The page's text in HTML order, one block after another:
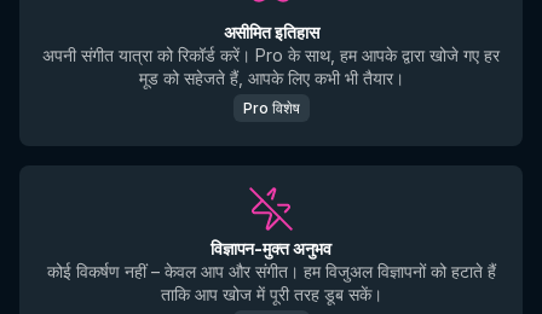
असीमित इतिहास
अपनी संगीत यात्रा को रिकॉर्ड करें। Pro के साथ, हम आपके द्वारा खोजे गए हर
मूड को सहेजते हैं, आपके लिए कभी भी तैयार।
Pro विशेष
विज्ञापन-मुक्त अनुभव
कोई विकर्षण नहीं – केवल आप और संगीत। हम विजुअल विज्ञापनों को हटाते हैं
ताकि आप खोज में पूरी तरह डूब सकें।